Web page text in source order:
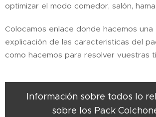
optimizar el modo comedor, salón,
Colocamos enlace donde hacemos una
explicación de las caracteristicas del
como hacemos para resolver vuestras
Información sobre todos lo
sobre los Pack